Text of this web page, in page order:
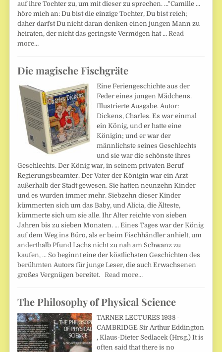
auf ihre Tochter zu, um mit dieser zu sprechen. ..."Camille ...
höre mich an: Du bist die einzige Tochter, Du bist reich;
daher darfst Du nicht daran denken einen jungen Mann zu
heiraten, der nicht das geringste Vermögen hat ...Read
more…
Die magische Fischgräte
Eine Feriengeschichte aus der
Feder eines jungen Mädchens.
Illustrierte Ausgabe. Autor:
Dickens, Charles. Es war einmal
ein König, und er hatte eine
Königin; und er war der
männlichste seines Geschlechts
und sie war die schönste ihres
Geschlechts. Der König war, in seinem privaten Beruf
Regierungsbeamter. Der Vater der Königin war ein Arzt
außerhalb der Stadt gewesen. Sie hatten neunzehn Kinder
und es wurden immer mehr. Siebzehn dieser Kinder
kümmerten sich um das Baby, und Alicia, die Älteste,
kümmerte sich um sie alle. Ihr Alter reichte von sieben
Jahren bis zu sieben Monaten. ... Eines Tages war der König
auf dem Weg ins Büro, als er beim Fischhändler anhielt, um
anderthalb Pfund Lachs nicht zu nah am Schwanz zu
kaufen, ... So beginnt eine der köstlichsten Geschichten des
berühmten Autors für junge Leser, die auch Erwachsenen
großes Vergnügen bereitet.Read more…
The Philosophy of Physical Science
TARNER LECTURES 1938 -
CAMBRIDGE Sir Arthur Eddington
, Klaus-Dieter Sedlacek (Hrsg.) It is
often said that there is no